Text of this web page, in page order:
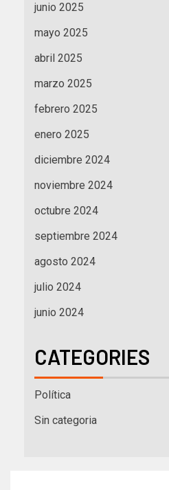
junio 2025
mayo 2025
abril 2025
marzo 2025
febrero 2025
enero 2025
diciembre 2024
noviembre 2024
octubre 2024
septiembre 2024
agosto 2024
julio 2024
junio 2024
CATEGORIES
Política
Sin categoria